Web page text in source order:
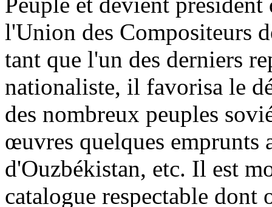
l'Union des Compositeurs
tant que l'un des derniers
nationaliste, il favorisa le
des nombreux peuples
œuvres quelques emprunts
d'Ouzbékistan, etc. Il est
catalogue respectable dont